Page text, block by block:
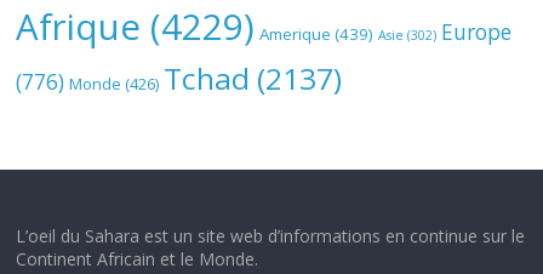
Afrique (4229) Amerique (439) Asie (302) Europe
(776) Monde (426) Tchad (2137)
L’oeil du Sahara est un site web d’informations en continue sur le
Continent Africain et le Monde.